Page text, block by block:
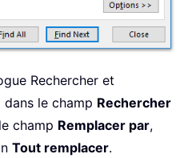
Rechercher et
dans le champ Rechercher
champ Remplacer par,
Tout remplacer.